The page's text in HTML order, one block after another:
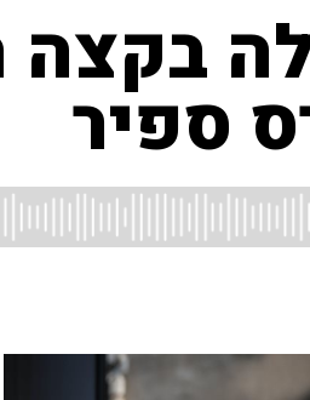
בקצה
ספיר